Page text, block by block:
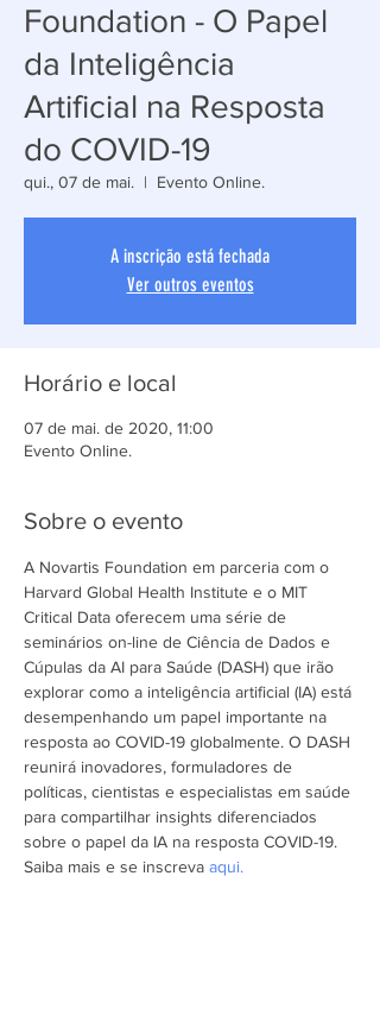
Foundation - O Papel
da Inteligência
Artificial na Resposta
do COVID-19
qui., 07 de mai.
  |
Evento Online.
A inscrição está fechada
Ver outros eventos
Horário e local
07 de mai. de 2020, 11:00
Evento Online.
Sobre o evento
A Novartis Foundation em parceria com o
Harvard Global Health Institute e o MIT
Critical Data oferecem uma série de
seminários on-line de Ciência de Dados e
Cúpulas da AI para Saúde (DASH) que irão
explorar como a inteligência artificial (IA) está
desempenhando um papel importante na
resposta ao COVID-19 globalmente. O DASH
reunirá inovadores, formuladores de
políticas, cientistas e especialistas em saúde
para compartilhar insights diferenciados
sobre o papel da IA ​​na resposta COVID-19.
Saiba mais e se inscreva aqui.